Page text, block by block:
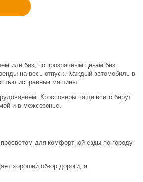
или без, по прозрачным ценам без
на весь отпуск. Каждый автомобиль в
исправные машины.
Кроссоверы чаще всего берут
и в межсезонье.
для комфортной езды по городу
хороший обзор дороги, а